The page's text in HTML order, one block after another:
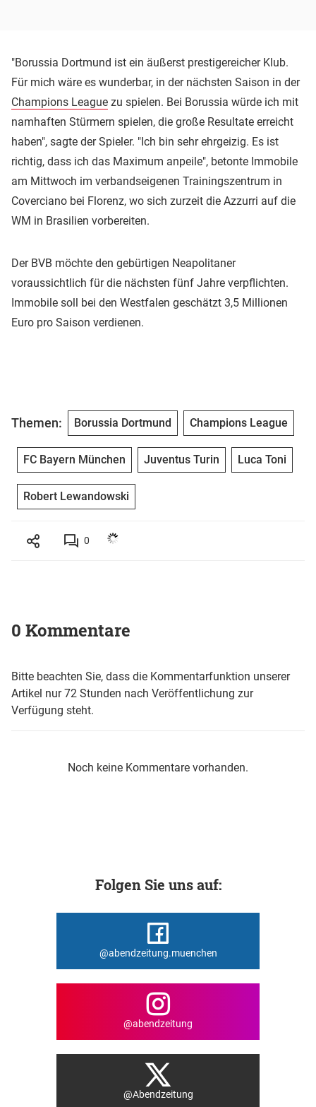
"Borussia Dortmund ist ein äußerst prestigereicher Klub.
Für mich wäre es wunderbar, in der nächsten Saison in der
Champions League zu spielen. Bei Borussia würde ich mit
namhaften Stürmern spielen, die große Resultate erreicht
haben", sagte der Spieler. "Ich bin sehr ehrgeizig. Es ist
richtig, dass ich das Maximum anpeile", betonte Immobile
am Mittwoch im verbandseigenen Trainingszentrum in
Coverciano bei Florenz, wo sich zurzeit die Azzurri auf die
WM in Brasilien vorbereiten.
Der BVB möchte den gebürtigen Neapolitaner
voraussichtlich für die nächsten fünf Jahre verpflichten.
Immobile soll bei den Westfalen geschätzt 3,5 Millionen
Euro pro Saison verdienen.
Themen: Borussia Dortmund Champions League
FC Bayern München Juventus Turin Luca Toni
Robert Lewandowski
0
0 Kommentare
Bitte beachten Sie, dass die Kommentarfunktion unserer
Artikel nur 72 Stunden nach Veröffentlichung zur
Verfügung steht.
Noch keine Kommentare vorhanden.
Folgen Sie uns auf:
@abendzeitung.muenchen
@abendzeitung
@Abendzeitung